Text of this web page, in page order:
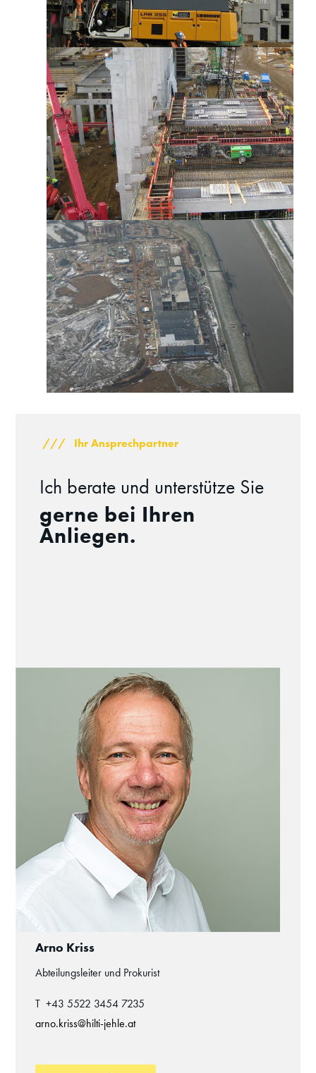
/// Ihr Ansprechpartner
Ich berate und unterstütze Sie
gerne bei Ihren
Anliegen.
Arno Kriss
Abteilungsleiter und Prokurist
T +43 5522 3454 7235
arno.kriss@hilti-jehle.at